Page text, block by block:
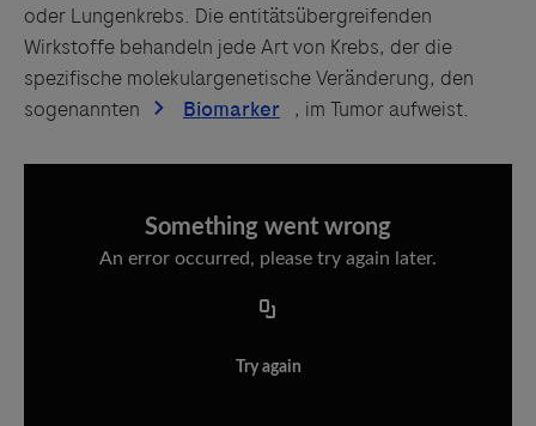
oder Lungenkrebs. Die entitätsübergreifenden
Wirkstoffe behandeln jede Art von Krebs, der die
spezifische molekulargenetische Veränderung, den
sogenannten
, im Tumor aufweist.
Something went wrong
An error occurred, please try again later.
Try again